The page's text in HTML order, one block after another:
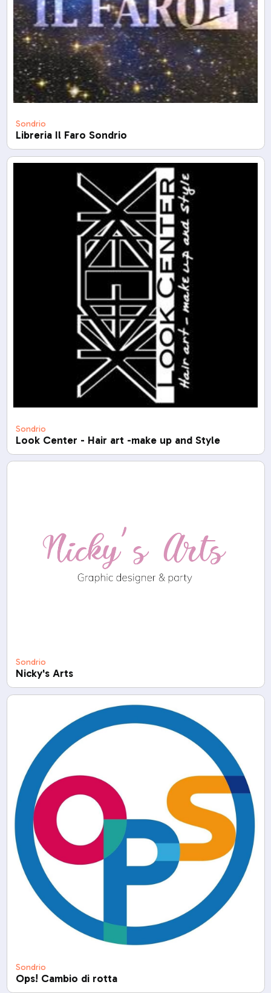
Sondrio
Libreria Il Faro Sondrio
Sondrio
Look Center - Hair art -make up and Style
Sondrio
Nicky's Arts
Sondrio
Ops! Cambio di rotta